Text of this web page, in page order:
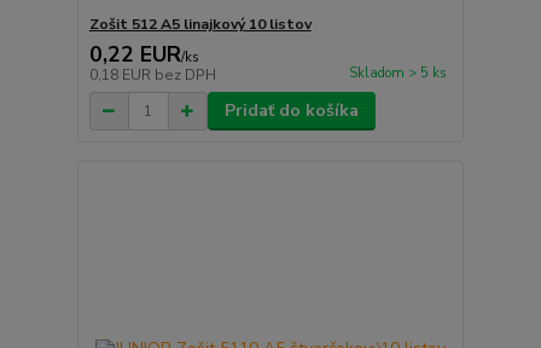
Zošit 512 A5 linajkový 10 listov
0,22 EUR/ks
0,18 EUR bez DPH Skladom > 5 ks
Pridať do košíka